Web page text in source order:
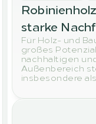
starke
Für Holz- und
großes
nachhaltigen
Außenbereich
insbesondere